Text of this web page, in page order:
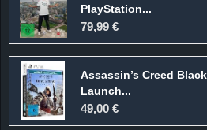
PlayStation...
79,99 €
Assassin’s Creed
Launch...
49,00 €